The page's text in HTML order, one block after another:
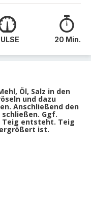
20 Min.
Öl, Salz in den
und dazu
Anschließend den
Ggf.
entsteht. Teig
ist.